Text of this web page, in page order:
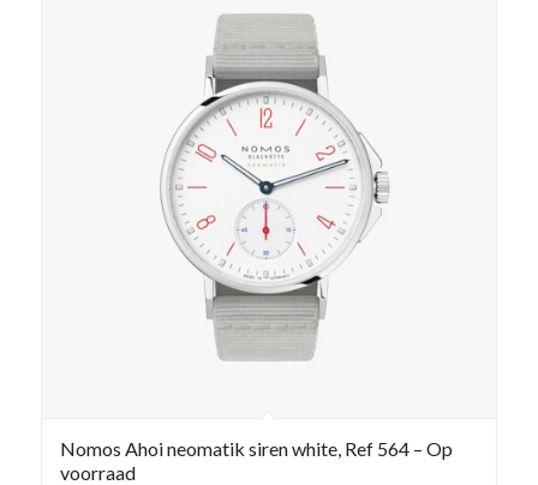
Nomos Ahoi neomatik siren white, Ref 564 – Op
voorraad